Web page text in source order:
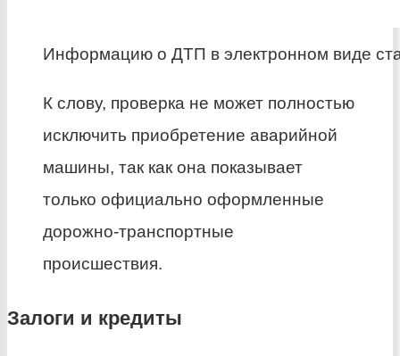
Информацию о ДТП в электронном виде
К слову, проверка не может полностью
исключить приобретение аварийной
машины, так как она показывает
только официально оформленные
дорожно-транспортные
происшествия.
Залоги и кредиты